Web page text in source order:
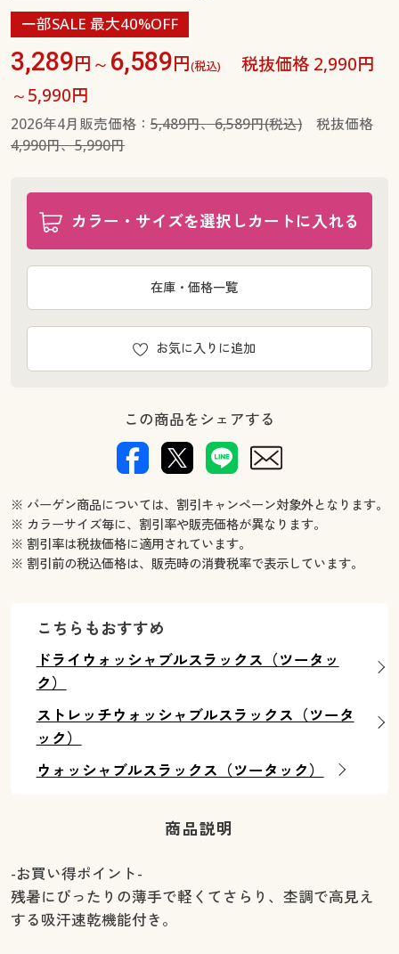
ウエスト110(股下88) ◎ 在庫あり
一部SALE 最大40%OFF
3,289円～ 6,589円(税込)
税抜価格 2,990円
～5,990円
2026年4月販売価格： 5,489円、6,589円(税込)税抜価格
4,990円、5,990円
カラー・サイズを選択しカートに入れる
お気に入りに追加
在庫・価格一覧
この商品をシェアする
※ バーゲン商品については、割引キャンペーン対象外となります。
※ カラーサイズ毎に、割引率や販売価格が異なります。
※ 割引率は税抜価格に適用されています。
※ 割引前の税込価格は、販売時の消費税率で表示しています。
こちらもおすすめ
ドライウォッシャブルスラックス（ツータッ
ク）
ストレッチウォッシャブルスラックス（ツータ
ック）
ウォッシャブルスラックス（ツータック）
商品説明
-お買い得ポイント-
残暑にぴったりの薄手で軽くてさらり、杢調で高見え
する吸汗速乾機能付き。